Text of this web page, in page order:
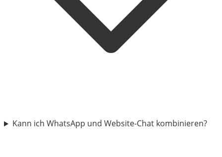
Kann ich WhatsApp und Website-Chat kombinieren?